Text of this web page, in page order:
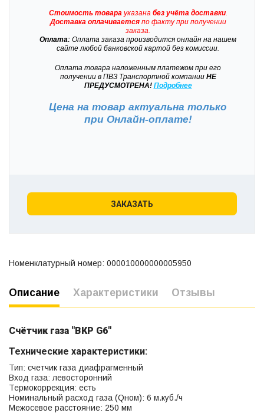
Стоимость товарауказана без учёта доставки.
Доставкаоплачиваетсяпо факту при получении
заказа.
Оплата: Оплата заказа производится онлайн на нашем
сайте любой банковской картой без комиссии.
Оплата товара наложенным платежом при его
получении в ПВЗ Транспортной компанииНЕ
ПРЕДУСМОТРЕНА! Подробнее
Цена на товар актуальна только
при Онлайн-оплате!
ЗАКАЗАТЬ
Номенклатурный номер: 000010000000005950
Описание Характеристики Отзывы
Счётчик газа "ВКР G6"
Технические характеристики:
Тип: счетчик газа диафрагменный
Вход газа: левосторонний
Термокоррекция: есть
Номинальный расход газа (Qном): 6 м.куб./ч
Межосевое расстояние: 250 мм